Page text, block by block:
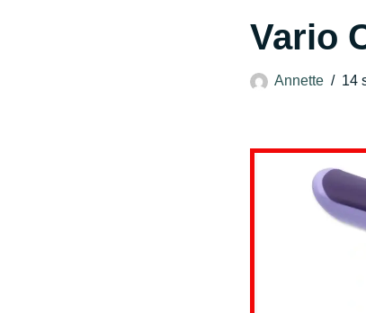
Vario
Annette 14